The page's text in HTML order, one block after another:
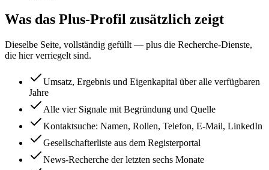
Was das Plus-Profil zusätzlich zeigt
Dieselbe Seite, vollständig gefüllt — plus die Recherche-Dienste,
die hier verriegelt sind.
Umsatz, Ergebnis und Eigenkapital über alle verfügbaren
Jahre
Alle vier Signale mit Begründung und Quelle
Kontaktsuche: Namen, Rollen, Telefon, E-Mail, LinkedIn
Gesellschafterliste aus dem Registerportal
News-Recherche der letzten sechs Monate